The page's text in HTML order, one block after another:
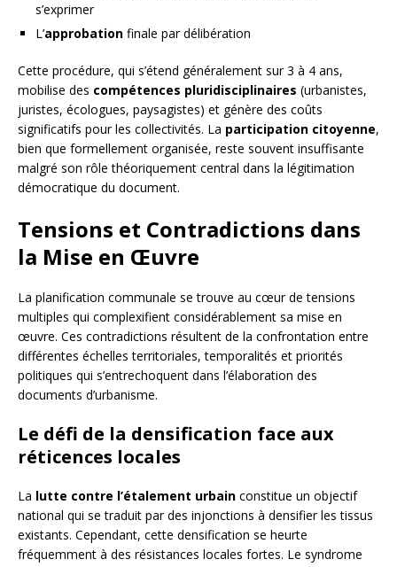
s’exprimer
L’approbation finale par délibération
Cette procédure, qui s’étend généralement sur 3 à 4 ans,
mobilise des compétences pluridisciplinaires (urbanistes,
juristes, écologues, paysagistes) et génère des coûts
significatifs pour les collectivités. La participation citoyenne,
bien que formellement organisée, reste souvent insuffisante
malgré son rôle théoriquement central dans la légitimation
démocratique du document.
Tensions et Contradictions dans
la Mise en Œuvre
La planification communale se trouve au cœur de tensions
multiples qui complexifient considérablement sa mise en
œuvre. Ces contradictions résultent de la confrontation entre
différentes échelles territoriales, temporalités et priorités
politiques qui s’entrechoquent dans l’élaboration des
documents d’urbanisme.
Le défi de la densification face aux
réticences locales
La lutte contre l’étalement urbain constitue un objectif
national qui se traduit par des injonctions à densifier les tissus
existants. Cependant, cette densification se heurte
fréquemment à des résistances locales fortes. Le syndrome